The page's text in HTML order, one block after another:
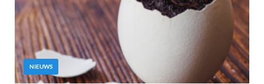
NIEUWS